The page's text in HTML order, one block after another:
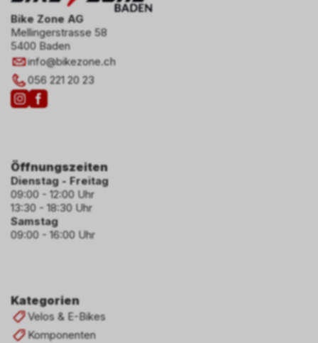
Bike Zone AG
Mellingerstrasse 58
5400 Baden
info@bikezone.ch
056 221 20 23
Kategorien
Velos & E-Bikes
Komponenten
Öffnungszeiten
Dienstag - Freitag
09:00 - 12:00 Uhr
13:30 - 18:30 Uhr
Samstag
09:00 - 16:00 Uhr